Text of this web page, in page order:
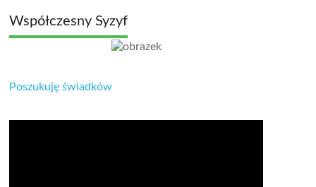
Współczesny Syzyf
Poszukuję świadków